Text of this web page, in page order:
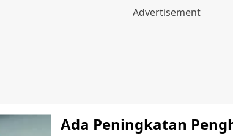
Ada Peningkatan